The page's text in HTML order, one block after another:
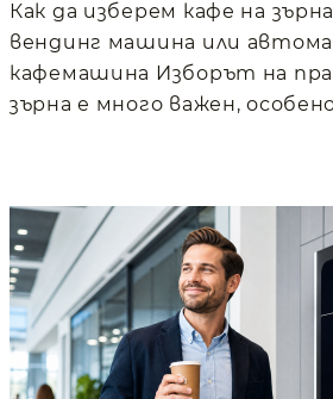
Как да изберем кафе на
вендинг машина или
кафемашина Изборът на
зърна е много важен,